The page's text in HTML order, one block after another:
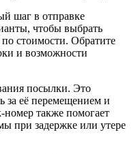
шаг в отправке
чтобы выбрать
стоимости. Обратите
и возможности
посылки. Это
за её перемещением и
номер также помогает
при задержке или утере